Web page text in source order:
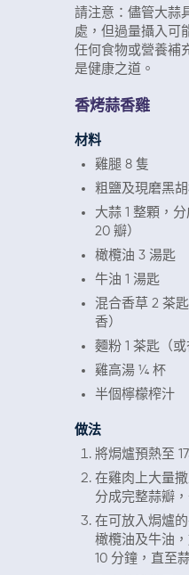
請注意：儘管大蒜
處，但過量攝入可
任何食物或營養補
是健康之道。
香烤蒜香雞
材料
雞腿 8 隻
粗鹽及現磨黑
大蒜 1 整顆，
20 瓣）
橄欖油 3 湯匙
牛油 1 湯匙
混合香草 2 茶
香）
麵粉 1 茶匙（
雞高湯 ¼ 杯
半個檸檬榨汁
做法
將焗爐預熱至
在雞肉上大量
分成完整蒜瓣
在可放入焗爐
橄欖油及牛油
10 分鐘，直至